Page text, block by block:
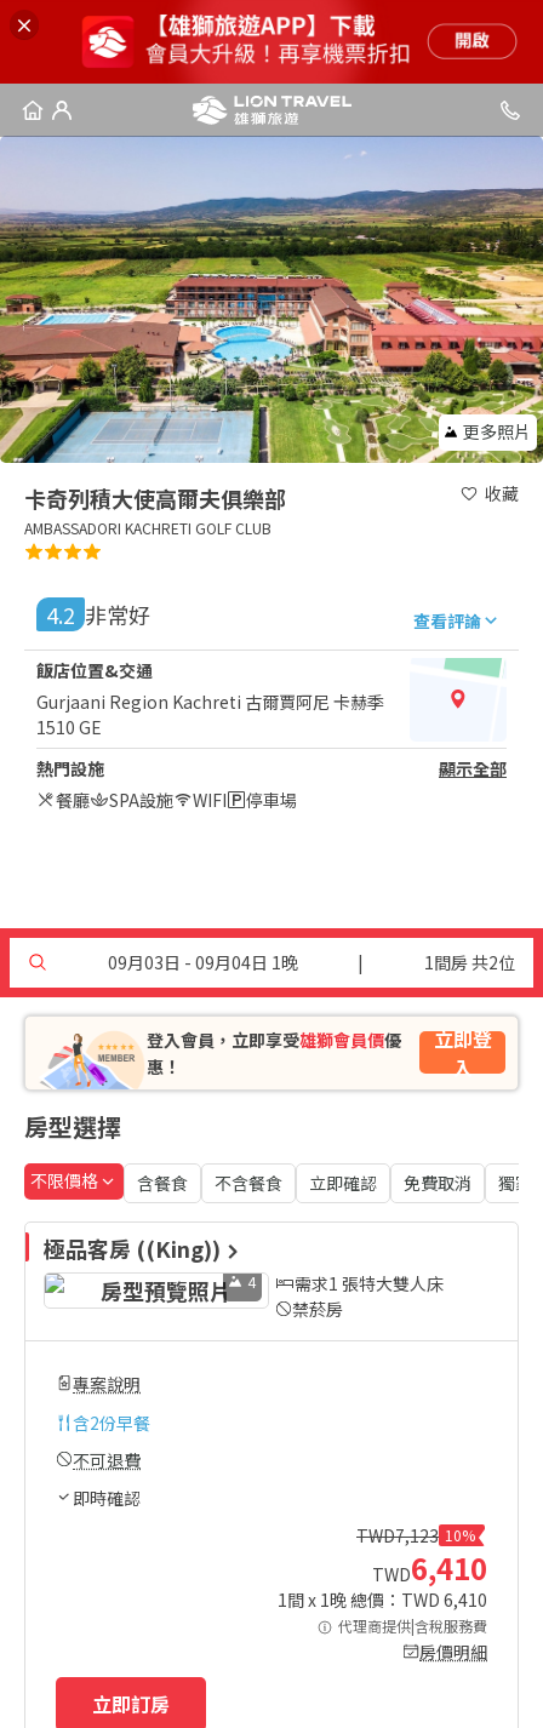
更多照片
卡奇列積大使高爾夫俱樂部
AMBASSADORI KACHRETI GOLF CLUB
收藏
4.2 非常好 查看評論
飯店位置&交通
Gurjaani Region Kachreti 古爾賈阿尼 卡赫季
1510 GE
熱門設施
顯示全部
餐廳
SPA設施 WIFI 停車場
09月03日 - 09月04日 1晚 | 1間房 共2位
登入會員，立即享受雄獅會員價優
惠！
立即登
入
房型選擇
不限價格 含餐食 不含餐食 立即確認 免費取消 獨家
極品客房 ((King))
4
需求1 張特大雙人床
禁菸房
專案說明
含2份早餐
不可退費
即時確認
TWD7,123 10%
TWD6,410
1間 x 1晚 總價：TWD 6,410
代理商提供|含稅服務費
房價明細
立即訂房